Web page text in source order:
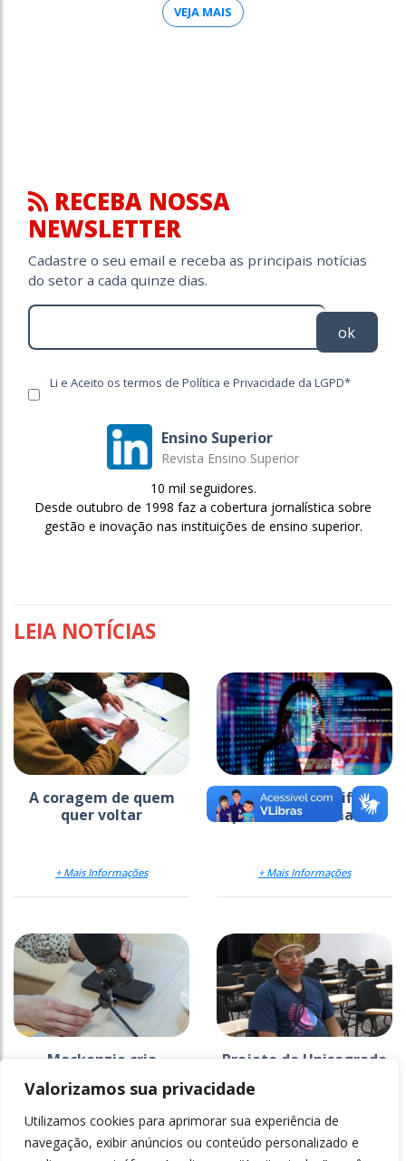
Valorizamos sua privacidade
Utilizamos cookies para aprimorar sua experiência de
navegação, exibir anúncios ou conteúdo personalizado e
VEJA MAIS
RECEBA NOSSA
NEWSLETTER
Cadastre o seu email e receba as principais notícias
do setor a cada quinze dias.
ok
Li e Aceito os termos de Política e Privacidade da LGPD*
Ensino Superior
Revista Ensino Superior
10 mil seguidores.
Desde outubro de 1998 faz a cobertura jornalística sobre
gestão e inovação nas instituições de ensino superior.
LEIA NOTÍCIAS
A coragem de quem
quer voltar
+ Mais Informações
Inteligência artificial
pede mão na massa
+ Mais Informações
Mackenzie cria
comunicar a ciência
+ Mais Informações
Projeto do Unisagrado
documentário
+ Mais Informações